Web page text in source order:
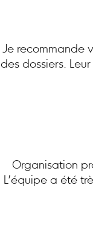
Je recommande
des dossiers.
Organisation
L’équipe a été